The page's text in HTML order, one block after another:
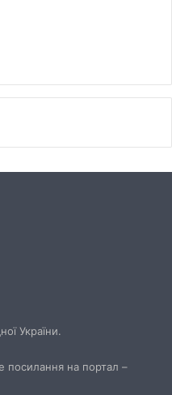
України.
посилання на портал –